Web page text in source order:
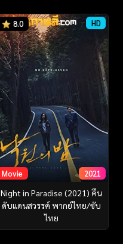
8.0 HD
Movie 2021
Night in Paradise (2021) คืน
ดับแดนสวรรค์ พากย์ไทย/ซับ
ไทย